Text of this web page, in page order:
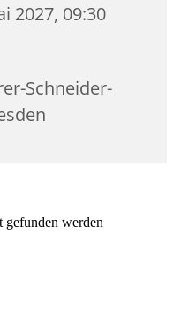
2027, 09:30
Schneider-